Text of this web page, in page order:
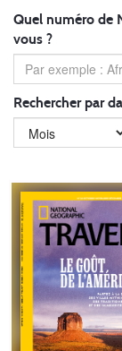
Quel numéro de
vous ?
Rechercher par